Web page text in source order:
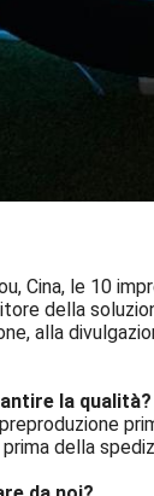
Cina, le 10
della
alla
la qualità?
della